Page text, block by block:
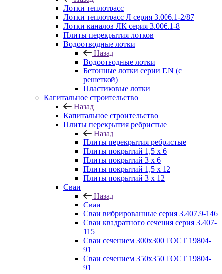
Лотки теплотрасс
Лотки теплотрасс Л серия 3.006.1-2/87
Лотки каналов ЛК серия 3.006.1-8
Плиты перекрытия лотков
Водоотводные лотки
Назад
Водоотводные лотки
Бетонные лотки серии DN (с
решеткой)
Пластиковые лотки
Капитальное строительство
Назад
Капитальное строительство
Плиты перекрытия ребристые
Назад
Плиты перекрытия ребристые
Плиты покрытий 1,5 x 6
Плиты покрытий 3 x 6
Плиты покрытий 1,5 x 12
Плиты покрытий 3 x 12
Сваи
Назад
Сваи
Сваи вибрированные серия 3.407.9-146
Сваи квадратного сечения серия 3.407-
115
Сваи сечением 300х300 ГОСТ 19804-
91
Сваи сечением 350х350 ГОСТ 19804-
91